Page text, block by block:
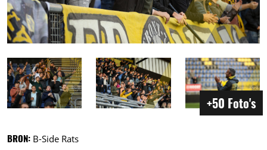
+50 Foto's
BRON: B-Side Rats